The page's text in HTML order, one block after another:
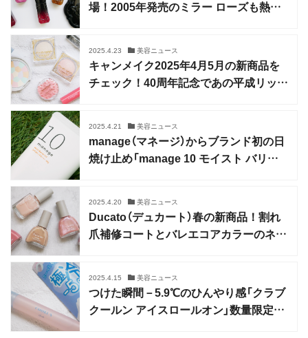
場！2005年発売のミラー ローズも熱望
2025.4.23 美容ニュース
キャンメイク2025年4月5月の新商品を
チェック！40周年記念であの平成リップ
2025.4.21 美容ニュース
manage（マネージ）からブランド初の日
焼け止め「manage 10 モイスト バリア
2025.4.20 美容ニュース
Ducato（デュカート）春の新商品！割れ
爪補修コートとバレエコアカラーのネイ
2025.4.15 美容ニュース
つけた瞬間－5.9℃のひんやり感「クラブ
クールン アイスロールオン」数量限定で